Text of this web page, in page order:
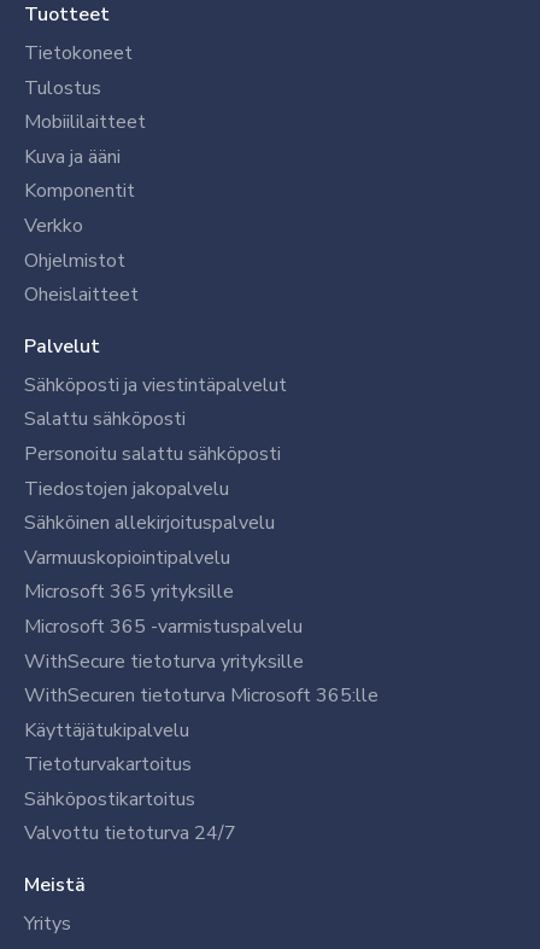
Tuotteet
Tietokoneet
Tulostus
Mobiililaitteet
Kuva ja ääni
Komponentit
Verkko
Ohjelmistot
Oheislaitteet
Palvelut
Sähköposti ja viestintäpalvelut
Salattu sähköposti
Personoitu salattu sähköposti
Tiedostojen jakopalvelu
Sähköinen allekirjoituspalvelu
Varmuuskopiointipalvelu
Microsoft 365 yrityksille
Microsoft 365 -varmistuspalvelu
WithSecure tietoturva yrityksille
WithSecuren tietoturva Microsoft 365:lle
Käyttäjätukipalvelu
Tietoturvakartoitus
Sähköpostikartoitus
Valvottu tietoturva 24/7
Meistä
Yritys